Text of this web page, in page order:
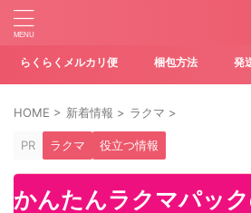
らくらくメルカリ便 梱包方法 発
HOME > 新着情報 > ラクマ >
PR ラクマ 役立つ情報
かんたんラクマパッ